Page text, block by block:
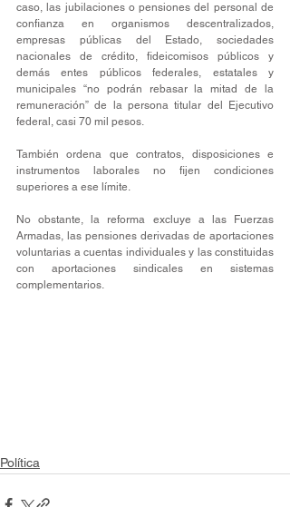
caso, las jubilaciones o pensiones del personal de
confianza en organismos descentralizados,
empresas públicas del Estado, sociedades
nacionales de crédito, fideicomisos públicos y
demás entes públicos federales, estatales y
municipales “no podrán rebasar la mitad de la
remuneración” de la persona titular del Ejecutivo
federal, casi 70 mil pesos.
También ordena que contratos, disposiciones e
instrumentos laborales no fijen condiciones
superiores a ese límite.
No obstante, la reforma excluye a las Fuerzas
Armadas, las pensiones derivadas de aportaciones
voluntarias a cuentas individuales y las constituidas
con aportaciones sindicales en sistemas
complementarios.
Política